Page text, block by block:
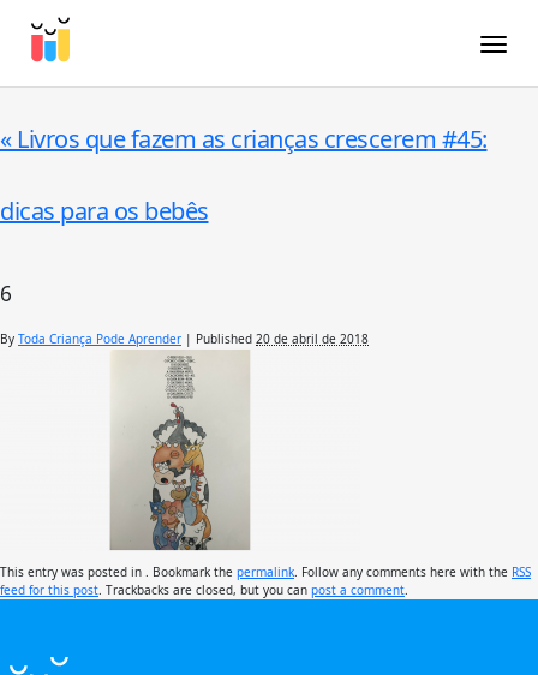
« Livros que fazem as crianças crescerem #45:
dicas para os bebês
6
By Toda Criança Pode Aprender | Published 20 de abril de 2018
This entry was posted in . Bookmark the permalink . Follow any comments here with the RSS
feed for this post . Trackbacks are closed, but you can post a comment